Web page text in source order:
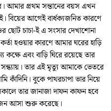
আমার প্রথম সন্তানের বয়স এখন
বিয়ের আগেই বার্ধক্যজনিত কারণে
ছোট চাচা-ই এ সংসার দেখাশোনা
হওয়ার কারণে আমার ঘরের হাড়ি
এবং বাড়ি ঘিরে রয়েছে তার
তার এই মৃত্যু আমাকে ভেতরে
বুকে পাথরচাপা ভার নিয়ে
তার জানাজা দাফন কাফন হবে
আসা শুরু করেছে।